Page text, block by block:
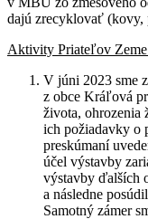
dajú zrecyklovať (kovy,
Aktivity Priateľov
V júni 2023 sme
z obce Kráľová
života, ohrozenia
ich požiadavky o
preskúmaní
účel výstavby
výstavby ďalších
a následne
Samotný zámer